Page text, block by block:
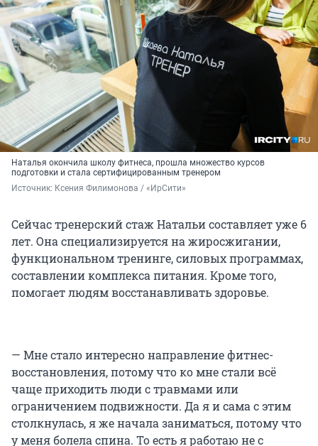
Наталья окончила школу фитнеса, прошла множество курсов
подготовки и стала сертифицированным тренером
Источник: Ксения Филимонова / «ИрСити»
Сейчас тренерский стаж Натальи составляет уже 6
лет. Она специализируется на жиросжигании,
функциональном тренинге, силовых программах,
составлении комплекса питания. Кроме того,
помогает людям восстанавливать здоровье.
— Мне стало интересно направление фитнес-
восстановления, потому что ко мне стали всё
чаще приходить люди с травмами или
ограничением подвижности. Да я и сама с этим
столкнулась, я же начала заниматься, потому что
у меня болела спина. То есть я работаю не с